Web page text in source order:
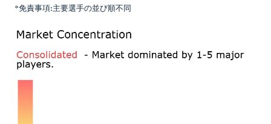
*免責事項:主要選手の並び順不同